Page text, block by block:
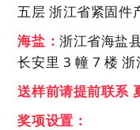
五层 浙江省紧固件
海盐：浙江省海盐
长安里 3 幢 7 楼
送样前请提前联系
奖项设置：